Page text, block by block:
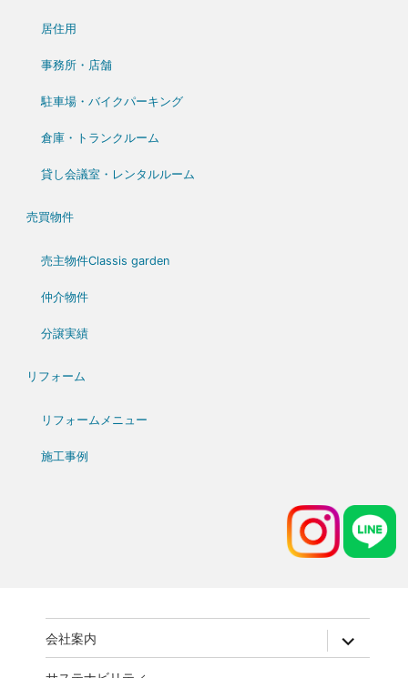
居住用
事務所・店舗
駐車場・バイクパーキング
倉庫・トランクルーム
貸し会議室・レンタルルーム
売買物件
売主物件Classis garden
仲介物件
分譲実績
リフォーム
リフォームメニュー
施工事例
会社案内 expand
child
menu